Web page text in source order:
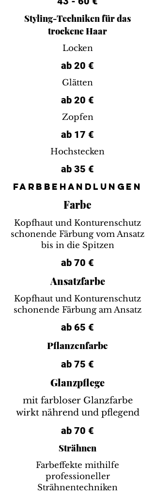
Styling-Techniken für das
trockene Haar
Locken
ab 20 €
Glätten
ab 20 €
Zopfen
ab 17 €
Hochstecken
ab 35 €
FARBBEHANDLUNGEN
Farbe
Kopfhaut und Konturenschutz
schonende Färbung vom Ansatz
bis in die Spitzen
ab 70 €
Ansatzfarbe
Kopfhaut und Konturenschutz
schonende Färbung am Ansatz
ab 65 €
Pflanzenfarbe
ab 75 €
Glanzpflege
mit farbloser Glanzfarbe
wirkt nährend und pflegend
ab 70 €
Strähnen
Farbeffekte mithilfe
professioneller
Strähnentechniken